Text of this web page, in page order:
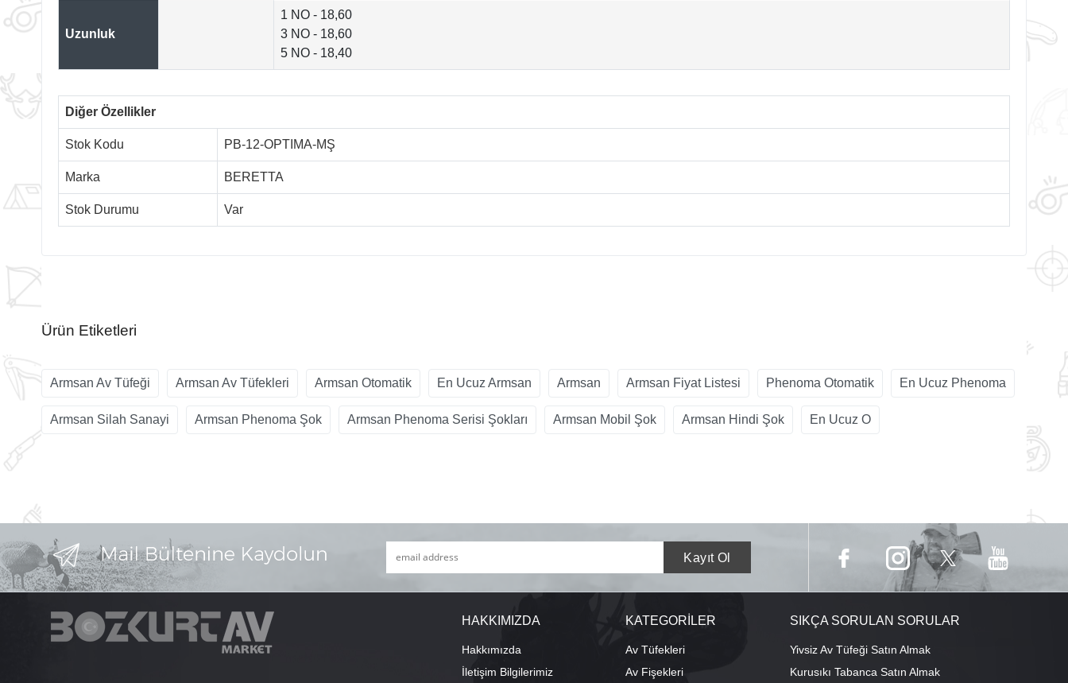
Uzunluk
1 NO - 18,60
3 NO - 18,60
5 NO - 18,40
Diğer Özellikler
Stok Kodu PB-12-OPTIMA-MŞ
Marka BERETTA
Stok Durumu Var
Ürün Etiketleri
Armsan Av Tüfeği Armsan Av Tüfekleri Armsan Otomatik En Ucuz Armsan Armsan Armsan Fiyat Listesi Phenoma Otomatik En Ucuz Phenoma
Armsan Silah Sanayi Armsan Phenoma Şok Armsan Phenoma Serisi Şokları Armsan Mobil Şok Armsan Hindi Şok En Ucuz O
HAKKIMIZDA
Hakkımızda
İletişim Bilgilerimiz
KATEGORİLER
Av Tüfekleri
Av Fişekleri
SIKÇA SORULAN SORULAR
Yivsiz Av Tüfeği Satın Almak
Kurusıkı Tabanca Satın Almak